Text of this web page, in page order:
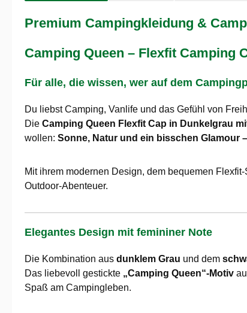
Premium Campingkleidung &
Camping Queen – Flexfit Camping
Für alle, die wissen, wer auf dem
Du liebst Camping, Vanlife und das Gefühl von
Die Camping Queen Flexfit Cap in Dunkelgrau
wollen: Sonne, Natur und ein bisschen Glamour
Mit ihrem modernen Design, dem bequemen
Outdoor-Abenteuer.
Elegantes Design mit femininer Note
Die Kombination aus dunklem Grau und dem
Das liebevoll gestickte „Camping Queen“-Motiv
Spaß am Campingleben.